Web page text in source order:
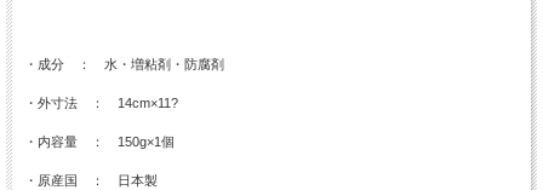
・成分 ： 水・増粘剤・防腐剤
・外寸法 ： 14cm×11?
・内容量 ： 150g×1個
・原産国 ： 日本製